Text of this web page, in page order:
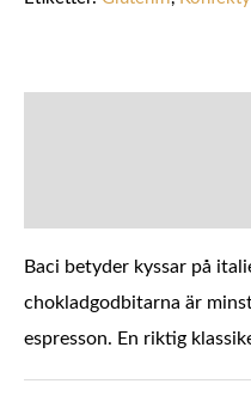
Baci betyder kyssar på
chokladgodbitarna är
espresson. En riktig